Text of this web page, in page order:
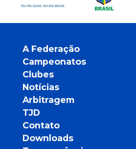
A Federação
Campeonatos
Clubes
Notícias
Arbitragem
TJD
Contato
Downloads